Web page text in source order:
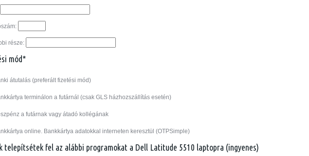
része:
mód*
átutalás (preferált fizetési mód)
terminálon a futárnál (csak GLS házhozszállítás esetén)
a futárnak vagy átadó kollégának
online. Bankkártya adatokkal interneten keresztül (OTPSimple)
telepítsétek fel az alábbi programokat a Dell Latitude 5510 laptopra (ingyenes)